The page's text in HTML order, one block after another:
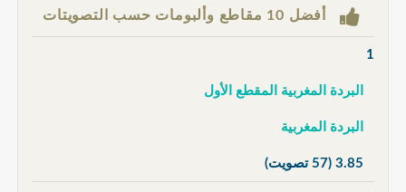
أفضل 10 مقاطع وألبومات حسب التصويتات
1
البردة المغربية المقطع الأول
البردة المغربية
3.85 (57 تصويت)